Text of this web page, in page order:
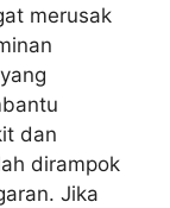
merusak
dan
dirampok
Jika